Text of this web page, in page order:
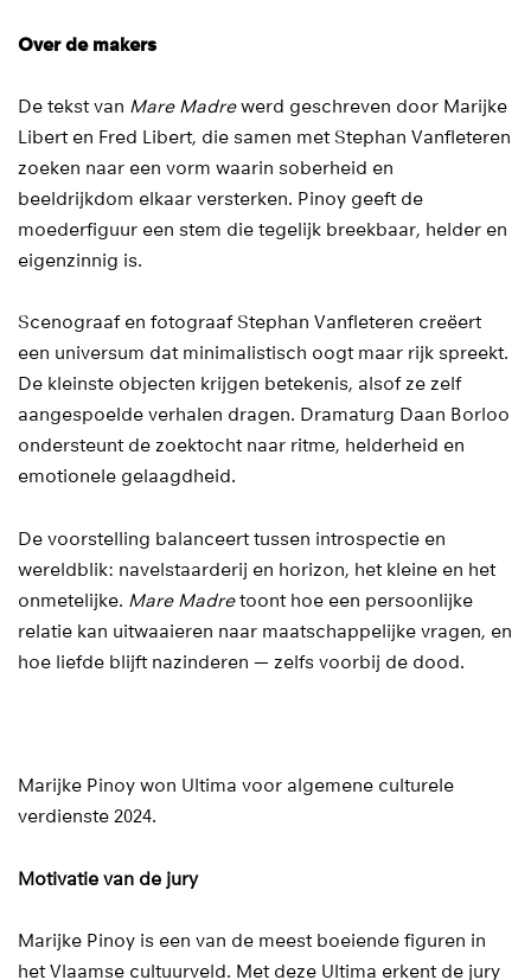
Over de makers
De tekst van Mare Madrewerd geschreven door Marijke
Libert en Fred Libert, die samen met Stephan Vanfleteren
zoeken naar een vorm waarin soberheid en
beeldrijkdom elkaar versterken. Pinoy geeft de
moederfiguur een stem die tegelijk breekbaar, helder en
eigenzinnig is.
Scenograaf en fotograaf Stephan Vanfleteren creëert
een universum dat minimalistisch oogt maar rijk spreekt.
De kleinste objecten krijgen betekenis, alsof ze zelf
aangespoelde verhalen dragen. Dramaturg Daan Borloo
ondersteunt de zoektocht naar ritme, helderheid en
emotionele gelaagdheid.
De voorstelling balanceert tussen introspectie en
wereldblik: navelstaarderij en horizon, het kleine en het
onmetelijke. Mare Madretoont hoe een persoonlijke
relatie kan uitwaaieren naar maatschappelijke vragen, en
hoe liefde blijft nazinderen — zelfs voorbij de dood.
Marijke Pinoy won Ultima voor algemene culturele
verdienste 2024.
Motivatie van de jury
Marijke Pinoy is een van de meest boeiende figuren in
het Vlaamse cultuurveld. Met deze Ultima erkent de jury